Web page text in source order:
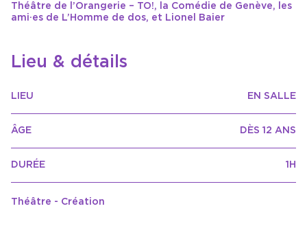
Théâtre de l’Orangerie – TO!, la Comédie de Genève, les
ami·es de L’Homme de dos, et Lionel Baier
Lieu & détails
LIEU EN SALLE
ÂGE DÈS 12 ANS
DURÉE 1H
Théâtre - Création